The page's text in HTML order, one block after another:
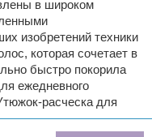
в широком
изобретений техники
которая сочетает в
быстро покорила
ежедневного
расческа для